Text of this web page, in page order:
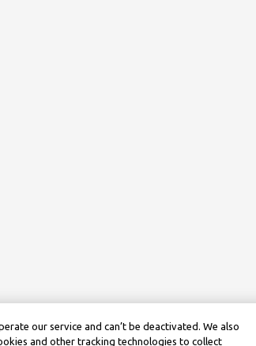
our service and can’t be deactivated. We also
and other tracking technologies to collect